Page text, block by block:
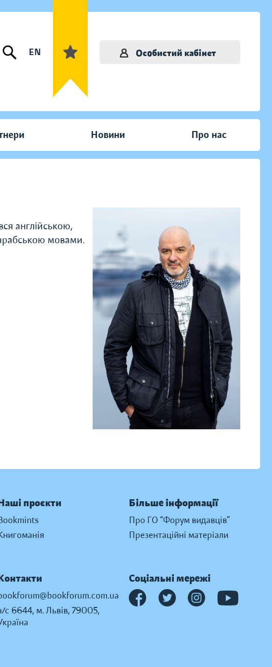
EN Особистий кабінет
Новини Про нас
англійською,
мовами.
проєкти Більше інформації
Про ГО “Форум видавців”
Презентаційні матеріали
с 6644, м. Львів, 79005,
Соціальні мережі